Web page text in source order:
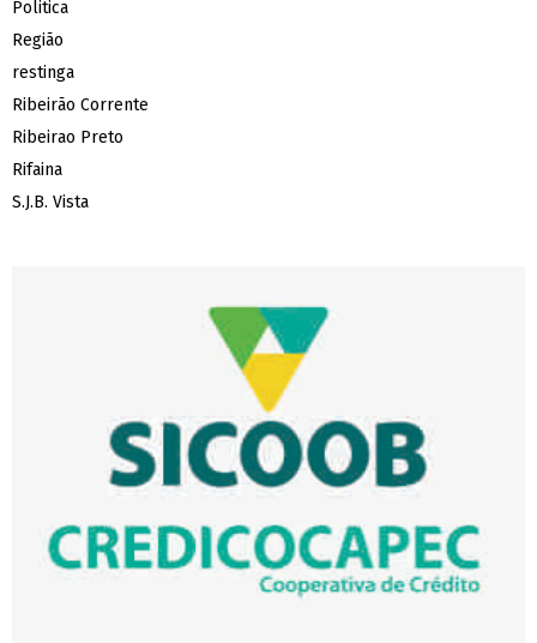
Politica
Região
restinga
Ribeirão Corrente
Ribeirao Preto
Rifaina
S.J.B. Vista